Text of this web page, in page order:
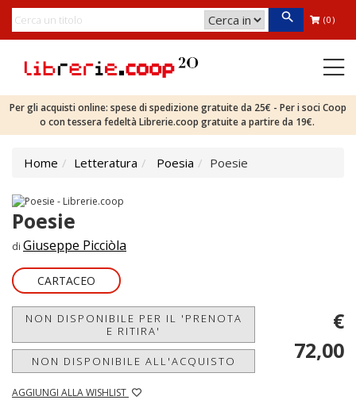
(0)
Per gli acquisti online: spese di spedizione gratuite da 25€ - Per i soci Coop
o con tessera fedeltà Librerie.coop gratuite a partire da 19€.
Home Letteratura Poesia Poesie
Poesie
di Giuseppe Picciòla
CARTACEO
NON DISPONIBILE PER IL 'PRENOTA
E RITIRA'
NON DISPONIBILE ALL'ACQUISTO
AGGIUNGI ALLA WISHLIST
€
72,00